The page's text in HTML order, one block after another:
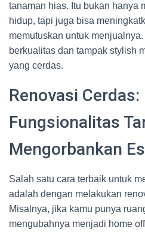
tanaman hias. Itu bukan hanya
hidup, tapi juga bisa
memutuskan untuk
berkualitas dan tampak stylish
yang cerdas.
Renovasi
Fungsionalitas
Mengorbankan
Salah satu cara terbaik untuk
adalah dengan melakukan
Misalnya, jika kamu punya
mengubahnya menjadi home